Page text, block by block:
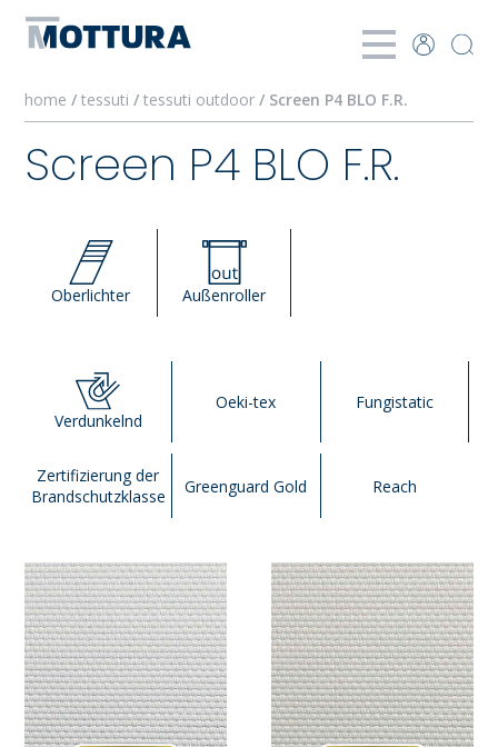
home /tessuti/tessuti outdoor/ Screen P4 BLO F.R.
Screen P4 BLO F.R.
Oberlichter Außenroller
Verdunkelnd
Oeki-tex Fungistatic
Zertifizierung der
Brandschutzklasse
Greenguard Gold Reach